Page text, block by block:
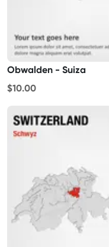
Obwalden - Suiza
$10.00